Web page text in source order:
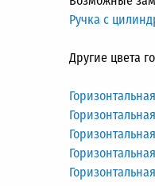
Ручка с
Другие цвета